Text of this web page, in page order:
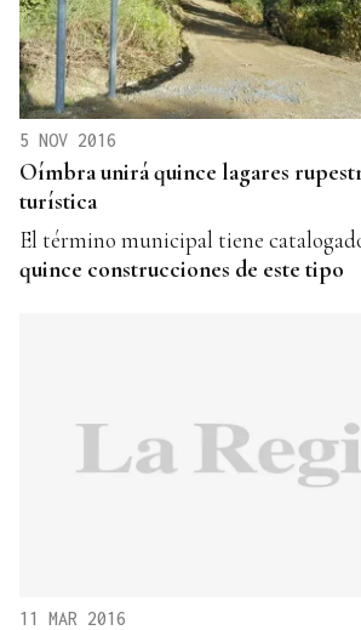
5 NOV 2016
Oímbra unirá quince lagares
turística
El término municipal tiene
quince construcciones de este tipo
11 MAR 2016